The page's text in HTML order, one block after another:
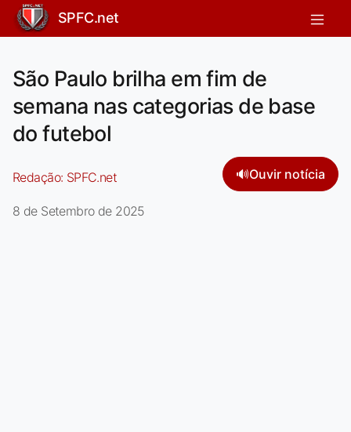
SPFC.net
São Paulo brilha em fim de
semana nas categorias de base
do futebol
Redação: SPFC.net 🔊Ouvir notícia
8 de Setembro de 2025